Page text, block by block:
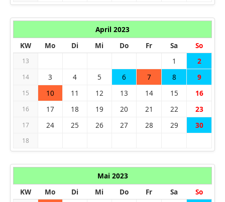
April 2023
KW
Mo Di Mi Do Fr Sa So
13 1 2
14 3 4 5 6 7 8 9
15 10 11 12 13 14 15 16
16 17 18 19 20 21 22 23
17 24 25 26 27 28 29 30
18
Mai 2023
KW
Mo Di Mi Do Fr Sa So